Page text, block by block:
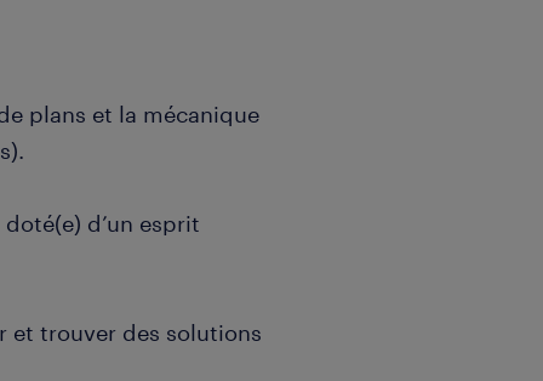
plans et la mécanique
d’un esprit
et trouver des solutions